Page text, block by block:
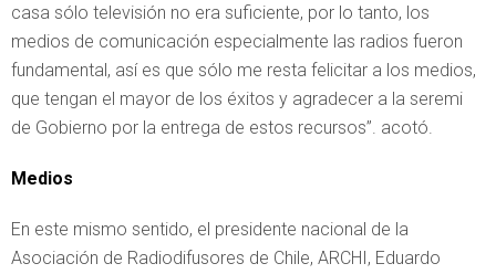
casa sólo televisión no era suficiente, por lo tanto, los
medios de comunicación especialmente las radios fueron
fundamental, así es que sólo me resta felicitar a los medios,
que tengan el mayor de los éxitos y agradecer a la seremi
de Gobierno por la entrega de estos recursos”. acotó.
Medios
En este mismo sentido, el presidente nacional de la
Asociación de Radiodifusores de Chile, ARCHI, Eduardo